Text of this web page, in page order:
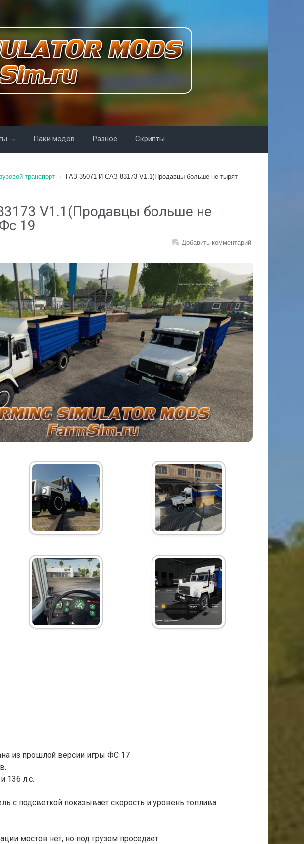
Паки модов Разное Скрипты
транспорт
ГАЗ-35071 И САЗ-83173 V1.1(Продавцы больше не тырят
V1.1(Продавцы больше не
19
Добавить комментарий
из прошлой версии игры ФС 17
136 л.с.
с подсветкой показывает скорость и уровень топлива.
мостов нет, но под грузом проседает.